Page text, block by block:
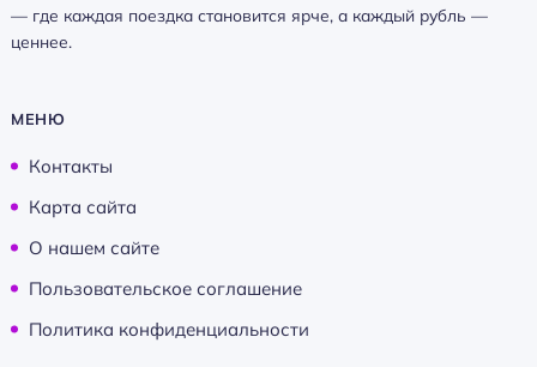
— где каждая поездка становится ярче, а каждый рубль —
ценнее.
МЕНЮ
Контакты
Карта сайта
О нашем сайте
Пользовательское соглашение
Политика конфиденциальности